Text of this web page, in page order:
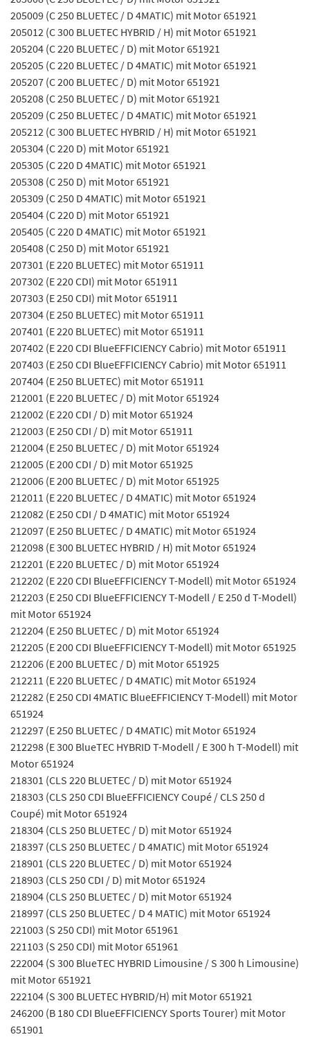
205009 (C 250 BLUETEC / D 4MATIC) mit Motor 651921
205012 (C 300 BLUETEC HYBRID / H) mit Motor 651921
205204 (C 220 BLUETEC / D) mit Motor 651921
205205 (C 220 BLUETEC / D 4MATIC) mit Motor 651921
205207 (C 200 BLUETEC / D) mit Motor 651921
205208 (C 250 BLUETEC / D) mit Motor 651921
205209 (C 250 BLUETEC / D 4MATIC) mit Motor 651921
205212 (C 300 BLUETEC HYBRID / H) mit Motor 651921
205304 (C 220 D) mit Motor 651921
205305 (C 220 D 4MATIC) mit Motor 651921
205308 (C 250 D) mit Motor 651921
205309 (C 250 D 4MATIC) mit Motor 651921
205404 (C 220 D) mit Motor 651921
205405 (C 220 D 4MATIC) mit Motor 651921
205408 (C 250 D) mit Motor 651921
207301 (E 220 BLUETEC) mit Motor 651911
207302 (E 220 CDI) mit Motor 651911
207303 (E 250 CDI) mit Motor 651911
207304 (E 250 BLUETEC) mit Motor 651911
207401 (E 220 BLUETEC) mit Motor 651911
207402 (E 220 CDI BlueEFFICIENCY Cabrio) mit Motor 651911
207403 (E 250 CDI BlueEFFICIENCY Cabrio) mit Motor 651911
207404 (E 250 BLUETEC) mit Motor 651911
212001 (E 220 BLUETEC / D) mit Motor 651924
212002 (E 220 CDI / D) mit Motor 651924
212003 (E 250 CDI / D) mit Motor 651911
212004 (E 250 BLUETEC / D) mit Motor 651924
212005 (E 200 CDI / D) mit Motor 651925
212006 (E 200 BLUETEC / D) mit Motor 651925
212011 (E 220 BLUETEC / D 4MATIC) mit Motor 651924
212082 (E 250 CDI / D 4MATIC) mit Motor 651924
212097 (E 250 BLUETEC / D 4MATIC) mit Motor 651924
212098 (E 300 BLUETEC HYBRID / H) mit Motor 651924
212201 (E 220 BLUETEC / D) mit Motor 651924
212202 (E 220 CDI BlueEFFICIENCY T-Modell) mit Motor 651924
212203 (E 250 CDI BlueEFFICIENCY T-Modell / E 250 d T-Modell)
mit Motor 651924
212204 (E 250 BLUETEC / D) mit Motor 651924
212205 (E 200 CDI BlueEFFICIENCY T-Modell) mit Motor 651925
212206 (E 200 BLUETEC / D) mit Motor 651925
212211 (E 220 BLUETEC / D 4MATIC) mit Motor 651924
212282 (E 250 CDI 4MATIC BlueEFFICIENCY T-Modell) mit Motor
651924
212297 (E 250 BLUETEC / D 4MATIC) mit Motor 651924
212298 (E 300 BlueTEC HYBRID T-Modell / E 300 h T-Modell) mit
Motor 651924
218301 (CLS 220 BLUETEC / D) mit Motor 651924
218303 (CLS 250 CDI BlueEFFICIENCY Coupé / CLS 250 d
Coupé) mit Motor 651924
218304 (CLS 250 BLUETEC / D) mit Motor 651924
218397 (CLS 250 BLUETEC / D 4MATIC) mit Motor 651924
218901 (CLS 220 BLUETEC / D) mit Motor 651924
218903 (CLS 250 CDI / D) mit Motor 651924
218904 (CLS 250 BLUETEC / D) mit Motor 651924
218997 (CLS 250 BLUETEC / D 4 MATIC) mit Motor 651924
221003 (S 250 CDI) mit Motor 651961
221103 (S 250 CDI) mit Motor 651961
222004 (S 300 BlueTEC HYBRID Limousine / S 300 h Limousine)
mit Motor 651921
222104 (S 300 BLUETEC HYBRID/H) mit Motor 651921
246200 (B 180 CDI BlueEFFICIENCY Sports Tourer) mit Motor
651901